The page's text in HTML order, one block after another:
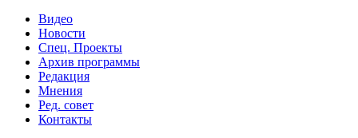
Видео
Новости
Спец. Проекты
Архив программы
Редакция
Мнения
Ред. совет
Контакты